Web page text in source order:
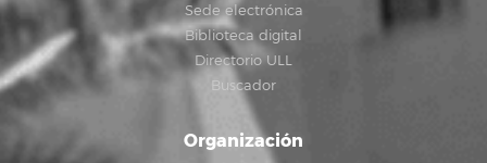
Sede electrónica
Biblioteca digital
Directorio ULL
Buscador
Organización